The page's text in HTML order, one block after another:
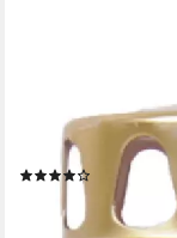
Grabkerze 170h
wetterfest, sofort
ab 8,69 €
lieferbar - in 3-4